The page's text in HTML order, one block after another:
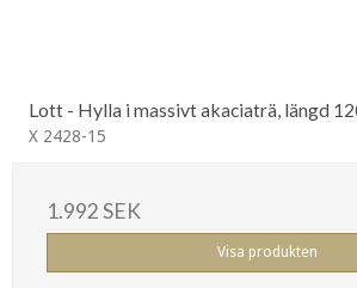
Lott - Hylla i massivt akaciaträ, längd
X 2428-15
1.992 SEK
Visa produkten